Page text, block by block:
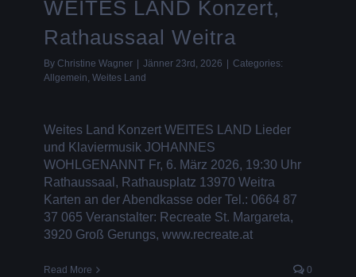
WEITES LAND Konzert,
Rathaussaal Weitra
By Christine Wagner Jänner 23rd, 2026
Categories:
Allgemein, Weites Land
Weites Land Konzert WEITES LAND Lieder
und Klaviermusik JOHANNES
WOHLGENANNT Fr, 6. März 2026, 19:30 Uhr
Rathaussaal, Rathausplatz 13970 Weitra
Karten an der Abendkasse oder Tel.: 0664 87
37 065 Veranstalter: Recreate St. Margareta,
3920 Groß Gerungs, www.recreate.at
Read More 0